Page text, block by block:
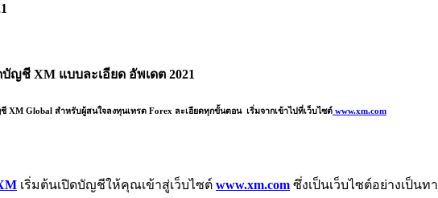
ชี XM แบบละเอียด อัพเดต 2021
Global สำหรับผู้สนใจลงทุนเทรด Forex ละเอียดทุกขั้นตอน เริ่มจากเข้าไปที่เว็บไซต์ www.xm.com
เริ่มต้นเปิดบัญชีให้คุณเข้าสู่เว็บไซต์ www.xm.com ซึ่งเป็นเว็บไซต์อย่างเป็น